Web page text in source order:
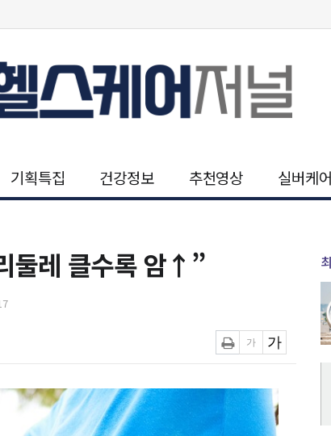
기획특집 건강정보 추천영상 실버케어
둘레 클수록 암↑”